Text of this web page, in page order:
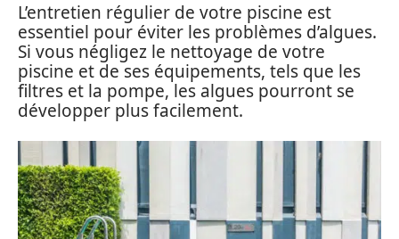
L’entretien régulier de votre piscine est
essentiel pour éviter les problèmes d’algues.
Si vous négligez le nettoyage de votre
piscine et de ses équipements, tels que les
filtres et la pompe, les algues pourront se
développer plus facilement.